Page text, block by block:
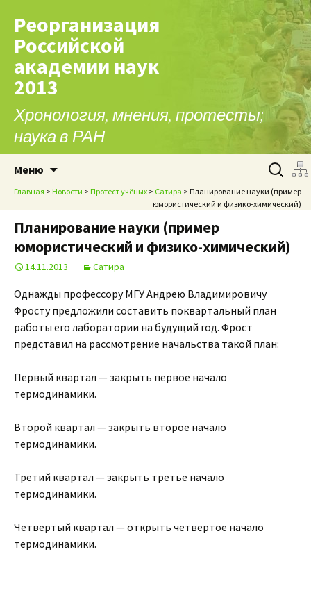
Реорганизация
Российской
академии наук
2013
Хронология, мнения, протесты;
наука в РАН
Меню Найти:
Главная > Новости > Протест учёных > Сатира > Планирование науки (пример
юмористический и физико-химический)
Планирование науки (пример
юмористический и физико-химический)
14.11.2013 Сатира
Однажды профессору МГУ Андрею Владимировичу
Фросту предложили составить поквартальный план
работы его лаборатории на будущий год. Фрост
представил на рассмотрение начальства такой план:
Первый квартал — закрыть первое начало
термодинамики.
Второй квартал — закрыть второе начало
термодинамики.
Третий квартал — закрыть третье начало
термодинамики.
Четвертый квартал — открыть четвертое начало
термодинамики.